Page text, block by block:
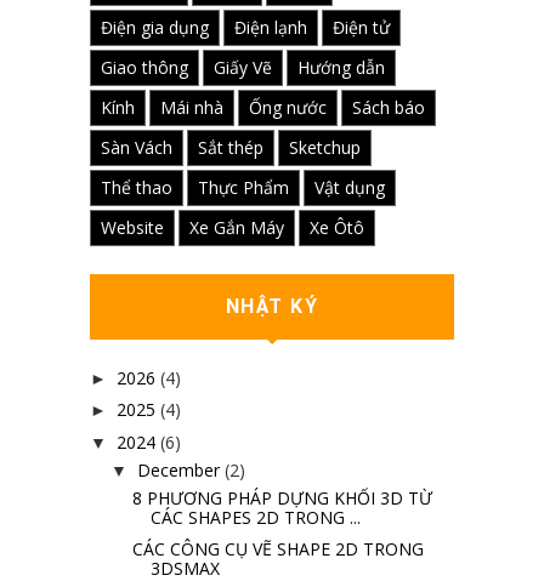
Điện gia dụng
Điện lạnh
Điện tử
Giao thông
Giấy Vẽ
Hướng dẫn
Kính
Mái nhà Ống nước
Sách báo
Sàn Vách
Sắt thép
Sketchup
Thể thao
Thực Phẩm
Vật dụng
Website
Xe Gắn Máy Xe Ôtô
NHẬT KÝ
► 2026 (4)
► 2025 (4)
▼ 2024 (6)
▼ December (2)
8 PHƯƠNG PHÁP DỰNG KHỐI 3D TỪ
CÁC SHAPES 2D TRONG ...
CÁC CÔNG CỤ VẼ SHAPE 2D TRONG
3DSMAX